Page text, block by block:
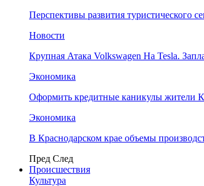
Перспективы развития туристического
Новости
Крупная Атака Volkswagen На Tesla.
Экономика
Оформить кредитные каникулы жители
Экономика
В Краснодарском крае объемы
Пред След
Происшествия
Культура